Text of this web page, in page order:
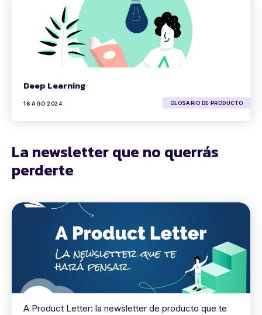
Deep Learning
16 AGO 2024 GLOSARIO DE PRODUCTO
La newsletter que no querrás
perderte
A Product Letter: la newsletter de producto que te